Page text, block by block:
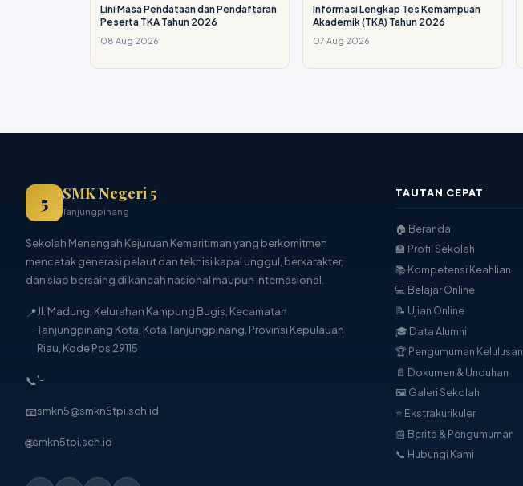
Lini Masa Pendataan dan Pendaftaran
Peserta TKA Tahun 2026
08 Aug 2026
Informasi Lengkap Tes Kemampuan
Akademik (TKA) Tahun 2026
07 Aug 2026
5 SMK Negeri 5
Tanjungpinang
Sekolah Menengah Kejuruan Kemaritiman yang berkomitmen
mencetak generasi pelaut dan teknisi kapal unggul, berkarakter,
dan siap bersaing di kancah nasional maupun internasional.
📍Jl. Madung, Kelurahan Kampung Bugis, Kecamatan
Tanjungpinang Kota, Kota Tanjungpinang, Provinsi Kepulauan
Riau, Kode Pos 29115
📞'-
📧smkn5@smkn5tpi.sch.id
🌐smkn5tpi.sch.id
TAUTAN CEPAT
🏠 Beranda
🏫 Profil Sekolah
📚 Kompetensi Keahlian
💻 Belajar Online
📝 Ujian Online
🎓 Data Alumni
🏆 Pengumuman Kelulusan
📄 Dokumen & Unduhan
🖼 Galeri Sekolah
⭐ Ekstrakurikuler
📰 Berita & Pengumuman
📞 Hubungi Kami